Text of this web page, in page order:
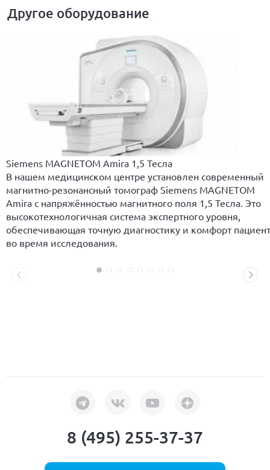
Другое оборудование
Siemens MAGNETOM Amira 1,5 Тесла
В нашем медицинском центре установлен современный
магнитно-резонансный томограф Siemens MAGNETOM
Amira с напряжённостью магнитного поля 1,5 Тесла. Это
высокотехнологичная система экспертного уровня,
обеспечивающая точную диагностику и комфорт
во время исследования.
8 (495) 255-37-37